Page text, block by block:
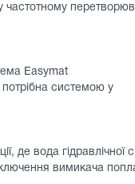
Easymat
системою у
де вода
вимикача